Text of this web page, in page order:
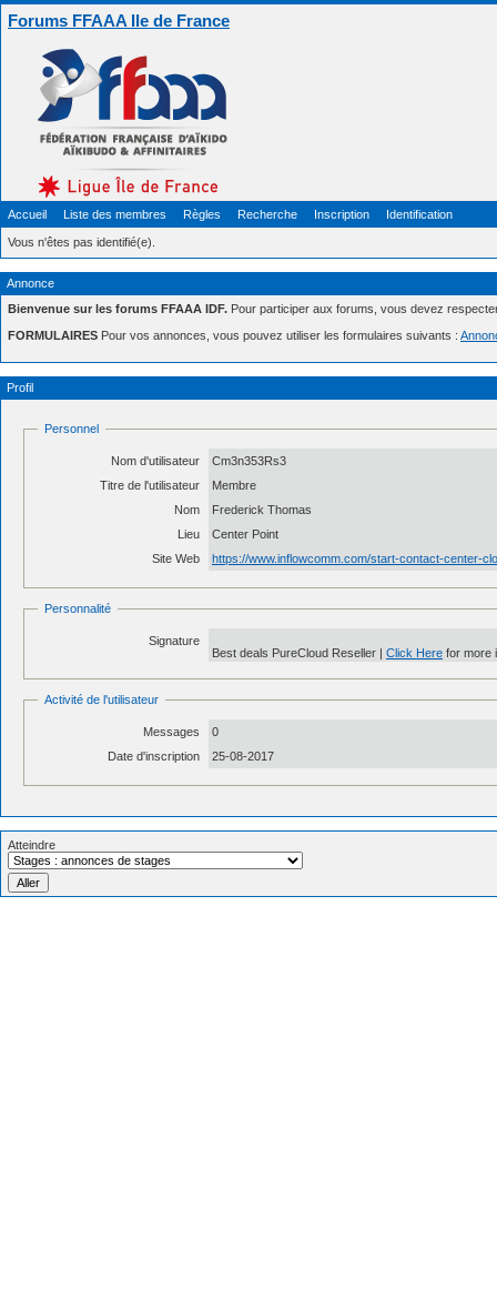
Forums FFAAA Ile de France
Accueil Liste des membres Règles Recherche Inscription Identification
Vous n'êtes pas identifié(e).
Annonce
Bienvenue sur les forums FFAAA IDF. Pour participer aux forums, vous devez
FORMULAIRES Pour vos annonces, vous pouvez utiliser les formulaires suivants :
Profil
Personnel
Nom d'utilisateur
Cm3n353Rs3
Titre de l'utilisateur
Membre
Nom
Frederick Thomas
Lieu
Center Point
Site Web
https://www.inflowcomm.com/start-contact-center-
Personnalité
Signature
Best deals PureCloud Reseller | Click Here for more
Activité de l'utilisateur
Messages
0
Date d'inscription
25-08-2017
Atteindre